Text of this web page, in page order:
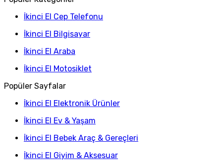
İkinci El Cep Telefonu
İkinci El Bilgisayar
İkinci El Araba
İkinci El Motosiklet
Popüler Sayfalar
İkinci El Elektronik Ürünler
İkinci El Ev & Yaşam
İkinci El Bebek Araç & Gereçleri
İkinci El Giyim & Aksesuar